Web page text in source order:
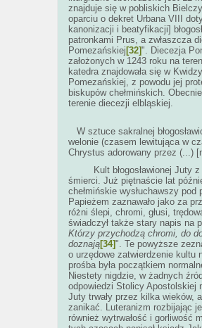
znajduje się w pobliskich
oparciu o dekret Urbana VIII
kanonizacji i beatyfikacji]
patronkami Prus, a zwłaszcza
Pomezańskiej [32]". Diecezja
założonych w 1243 roku na
katedra znajdowała się w
Pomezańskiej, z powodu jej
biskupów chełmińskich.
terenie
W sztuce sakralnej
welonie (czasem lewitująca w
Chrystus adorowany przez (...)
Kult błogosławionej Juty z
śmierci. Już piętnaście lat
chełmińskie wysłuchawszy
Papieżem zaznawało jako za
różni ślepi, chromi, głusi,
świadczył także stary napis na
Którzy przychodzą chromi, do
doznają[34]". Te powyższe
o urzędowe zatwierdzenie kultu
prośba była początkiem
Niestety nigdzie, w żadnych
odpowiedzi Stolicy Apostolskiej
Juty trwały przez kilka wieków,
zanikać. Luteranizm rozbijając
również wytrwałość i gorliwość